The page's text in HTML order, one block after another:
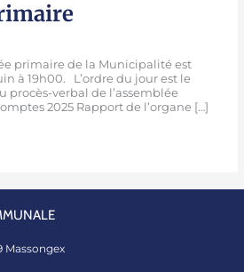
primaire de la Municipalité est
à 19h00. L’ordre du jour est le
procès-verbal de l’assemblée
2025 Rapport de l’organe […]
Massongex​